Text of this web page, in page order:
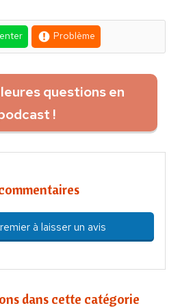
Problème
questions en
!
à laisser un avis
dans cette catégorie